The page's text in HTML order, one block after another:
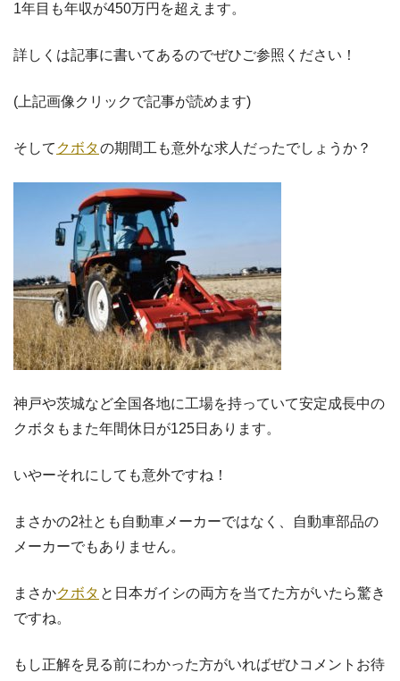
1年目も年収が450万円を超えます。
詳しくは記事に書いてあるのでぜひご参照ください！
(上記画像クリックで記事が読めます)
そして クボタの期間工も意外な求人だったでしょうか？
神戸や茨城など全国各地に工場を持っていて安定成長中の
クボタもまた年間休日が125日あります。
いやーそれにしても意外ですね！
まさかの2社とも自動車メーカーではなく、自動車部品の
メーカーでもありません。
まさかクボタ と日本ガイシの両方を当てた方がいたら驚き
ですね。
もし正解を見る前にわかった方がいればぜひコメントお待